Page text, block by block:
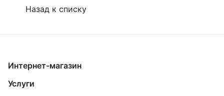
Назад к списку
Интернет-магазин
Услуги